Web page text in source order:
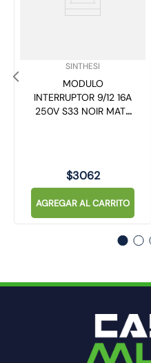
SINTHESI
MODULO
INTERRUPTOR 9/12 16A
250V S33 NOIR MATE
$3062
AGREGAR AL CARRITO